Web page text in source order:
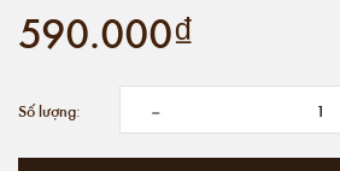
590.000₫
Số lượng: -